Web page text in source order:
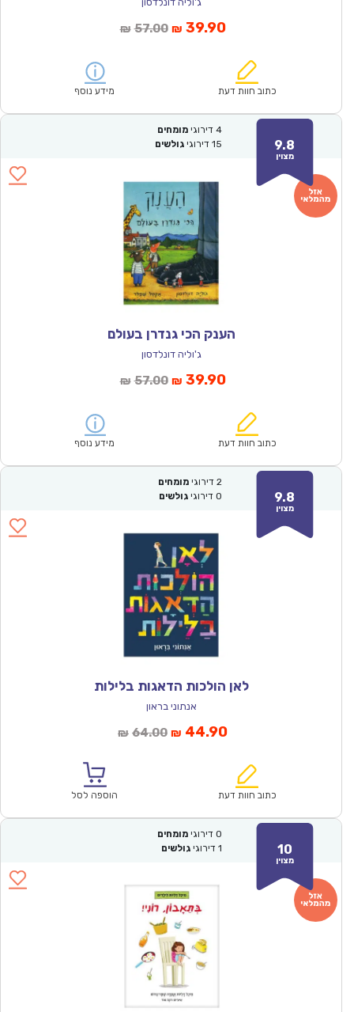
₪ 57.00המחיר
₪57.00.
₪ 39.90המחיר
הוא:
כתוב חוות דעת מידע נוסף
9.8
מצוין
4 דירוגי מומחים
15 דירוגי גולשים
הענק הכי גנדרן בעולם
ג'וליה דונלדסון
₪ 57.00המחיר
₪57.00.
₪ 39.90המחיר
הוא:
כתוב חוות דעת מידע נוסף
9.8
מצוין
2 דירוגי מומחים
0 דירוגי גולשים
לאן הולכות הדאגות בלילות
אנתוני בראון
₪ 64.00המחיר
₪64.00.
₪ 44.90המחיר
הוא:
כתוב חוות דעת הוספה לסל
10
מצוין
0 דירוגי מומחים
1 דירוגי גולשים